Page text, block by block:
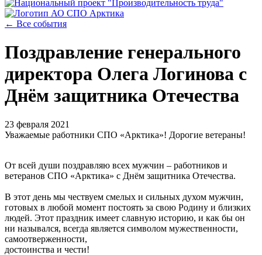
← Все события
Поздравление генерального
директора Олега Логинова с
Днём защитника Отечества
23 февраля 2021
Уважаемые работники СПО «Арктика»! Дорогие ветераны!
От всей души поздравляю всех мужчин – работников и
ветеранов СПО «Арктика» с Днём защитника Отечества.
В этот день мы чествуем смелых и сильных духом мужчин,
готовых в любой момент постоять за свою Родину и близких
людей. Этот праздник имеет славную историю, и как бы он
ни назывался, всегда является символом мужественности,
самоотверженности,
достоинства и чести!